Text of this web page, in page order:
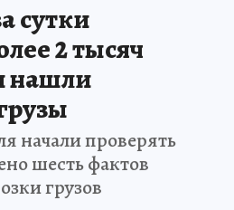
сутки
2 тысяч
нашли
начали проверять
шесть фактов
грузов